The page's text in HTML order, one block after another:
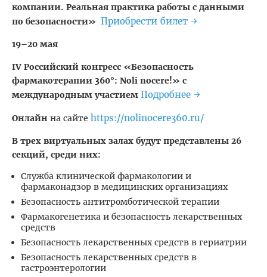
компании. Реальная практика работы с данными
по безопасности» Приобрести билет →
19–20 мая
IV Российский конгресс «Безопасность
фармакотерапии 360°: Noli nocere!» с
международным участием Подробнее →
Онлайн на сайте https://nolinocere360.ru/
В трех виртуальных залах будут представлены 26
секций, среди них:
Служба клинической фармакологии и
фармаконадзор в медицинских организациях
Безопасность антитромботической терапии
Фармакогенетика и безопасность лекарственных
средств
Безопасность лекарственных средств в гериатрии
Безопасность лекарственных средств в
гастроэнтерологии